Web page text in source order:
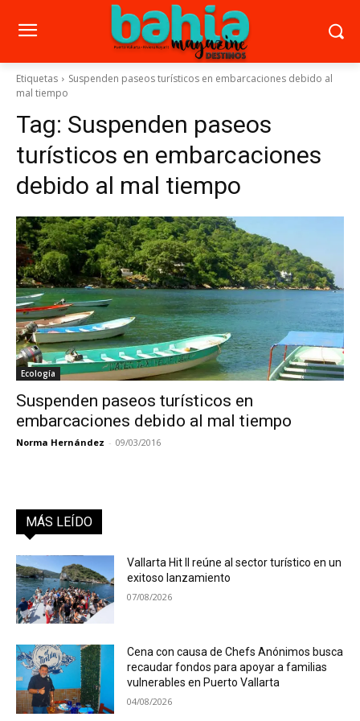
Etiquetas
Suspenden paseos turísticos en embarcaciones debido al
mal tiempo
Tag: Suspenden paseos
turísticos en embarcaciones
debido al mal tiempo
Ecología
Suspenden paseos turísticos en
embarcaciones debido al mal tiempo
Norma Hernández - 09/03/2016
MÁS LEÍDO
Vallarta Hit II reúne al sector turístico en un
exitoso lanzamiento
07/08/2026
Cena con causa de Chefs Anónimos busca
recaudar fondos para apoyar a familias
vulnerables en Puerto Vallarta
04/08/2026